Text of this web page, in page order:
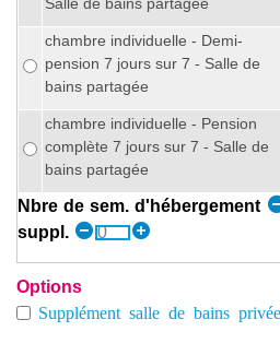
Salle de bains partagée
chambre individuelle - Demi-
pension 7 jours sur 7 - Salle de
bains partagée
chambre individuelle - Pension
complète 7 jours sur 7 - Salle de
bains partagée
Nbre de sem. d'hébergement
suppl.
Options
Supplément salle de bains